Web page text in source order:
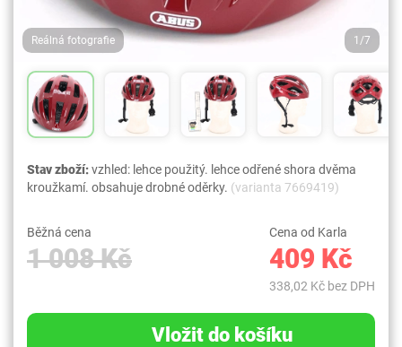
Reálná fotografie 1/7
Stav zboží:vzhled: lehce použitý. lehce odřené shora dvěma
kroužkamí. obsahuje drobné oděrky. (varianta 7669419)
Běžná cena
1 008 Kč
Cena od Karla
409 Kč
338,02 Kč bez DPH
Vložit do košíku